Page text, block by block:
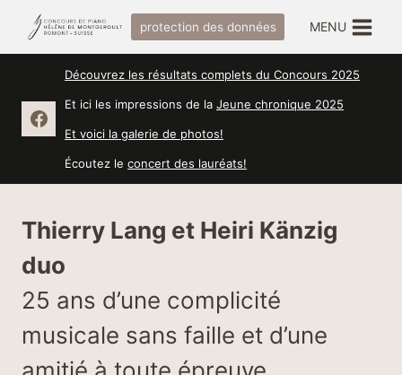
contenuto
protection des données MENU
Découvrez les résultats complets du Concours 2025
Et ici les impressions de laJeune chronique 2025
Et voici la galerie de photos!
Écoutez leconcert des lauréats!
Thierry Lang et Heiri Känzig
duo
25 ans d’une complicité
musicale sans faille et d’une